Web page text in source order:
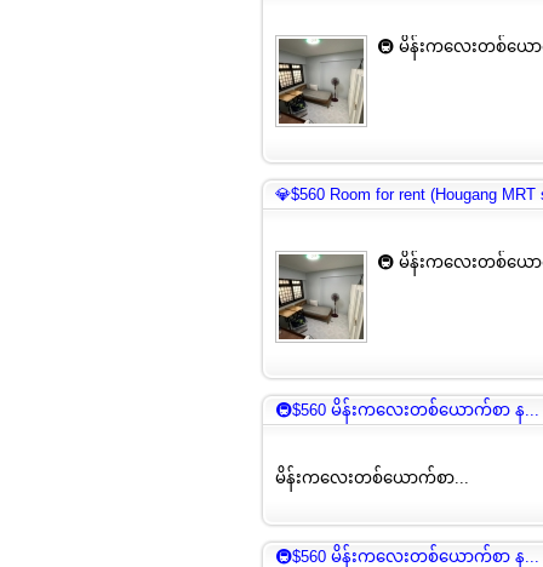
🚇 မိန်းကလေးတစ်ယေ
💎$560 Room for rent (Hougang MRT
🚇 မိန်းကလေးတစ်ယေ
🚇$560 မိန်းကလေးတစ်ယောက်စာ န...
မိန်းကလေးတစ်ယောက်စာ...
🚇$560 မိန်းကလေးတစ်ယောက်စာ န...